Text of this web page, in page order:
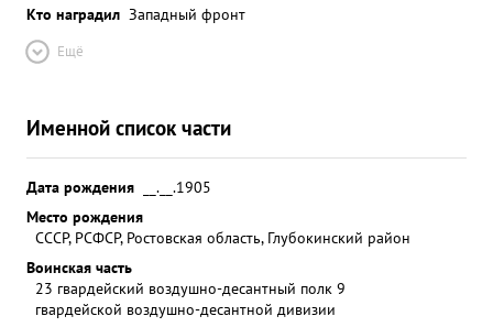
Кто наградил Западный фронт
Ещё
Именной список части
Дата рождения
__.__.1905
Место рождения
СССР, РСФСР, Ростовская область, Глубокинский район
Воинская часть
23 гвардейский воздушно-десантный полк 9
гвардейской воздушно-десантной дивизии